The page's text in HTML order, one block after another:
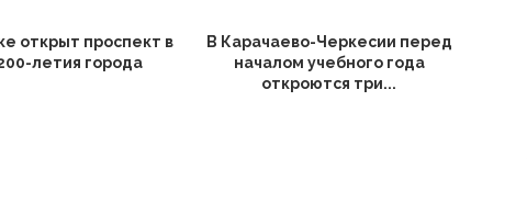
открыт проспект в
летия города
В Карачаево-Черкесии перед
началом учебного года
откроются три...